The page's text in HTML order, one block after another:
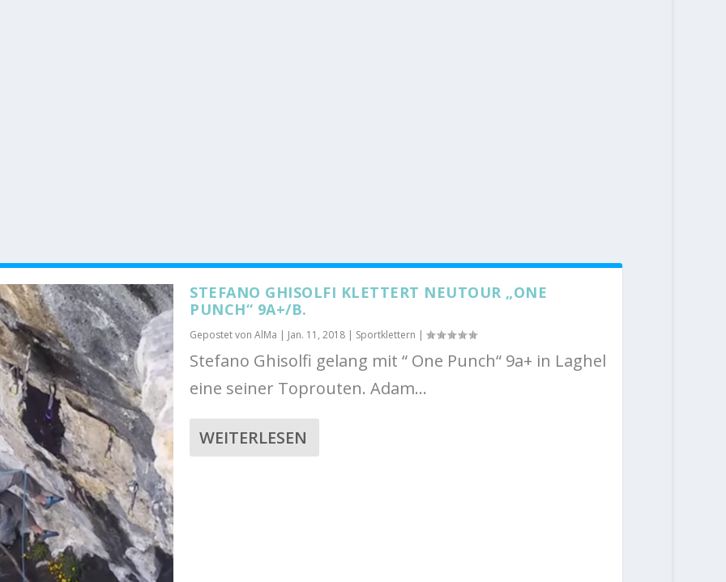
STEFANO GHISOLFI KLETTERT NEUTOUR „ONE
PUNCH“ 9A+/B.
Gepostet von AlMa | Jan. 11, 2018 | Sportklettern |
Stefano Ghisolfi gelang mit “ One Punch“ 9a+ in Laghel
eine seiner Toprouten. Adam...
WEITERLESEN